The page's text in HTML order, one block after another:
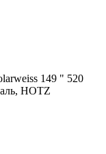
149 " 520
HOTZ